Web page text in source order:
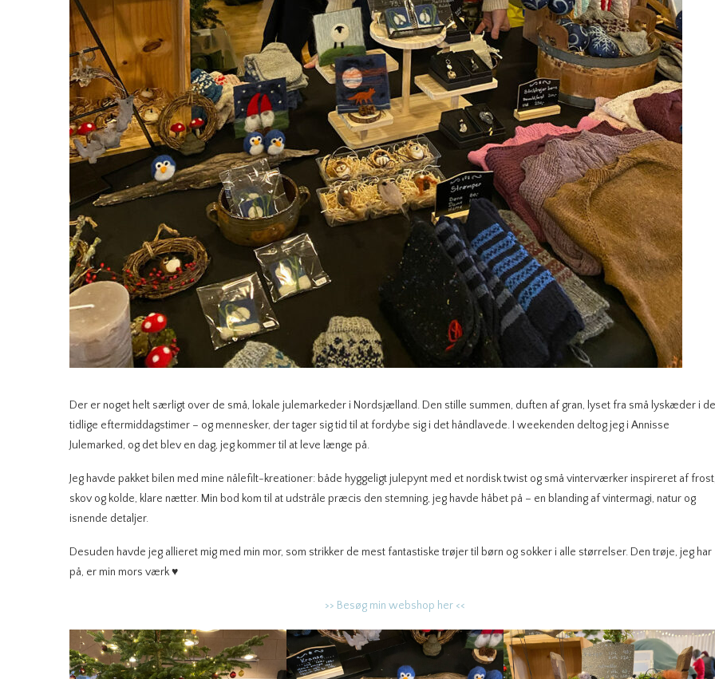
Der er noget helt særligt over de små, lokale julemarkeder i Nordsjælland. Den stille summen, duften af gran, lyset fra små lyskæder i de
tidlige eftermiddagstimer – og mennesker, der tager sig tid til at fordybe sig i det håndlavede. I weekenden deltog jeg i Annisse
Julemarked, og det blev en dag, jeg kommer til at leve længe på.
Jeg havde pakket bilen med mine nålefilt-kreationer: både hyggeligt julepynt med et nordisk twist og små vinterværker inspireret af
skov og kolde, klare nætter. Min bod kom til at udstråle præcis den stemning, jeg havde håbet på – en blanding af vintermagi, natur og
isnende detaljer.
Desuden havde jeg allieret mig med min mor, som strikker de mest fantastiske trøjer til børn og sokker i alle størrelser. Den trøje, jeg har
på, er min mors værk ♥
>> Besøg min webshop her <<